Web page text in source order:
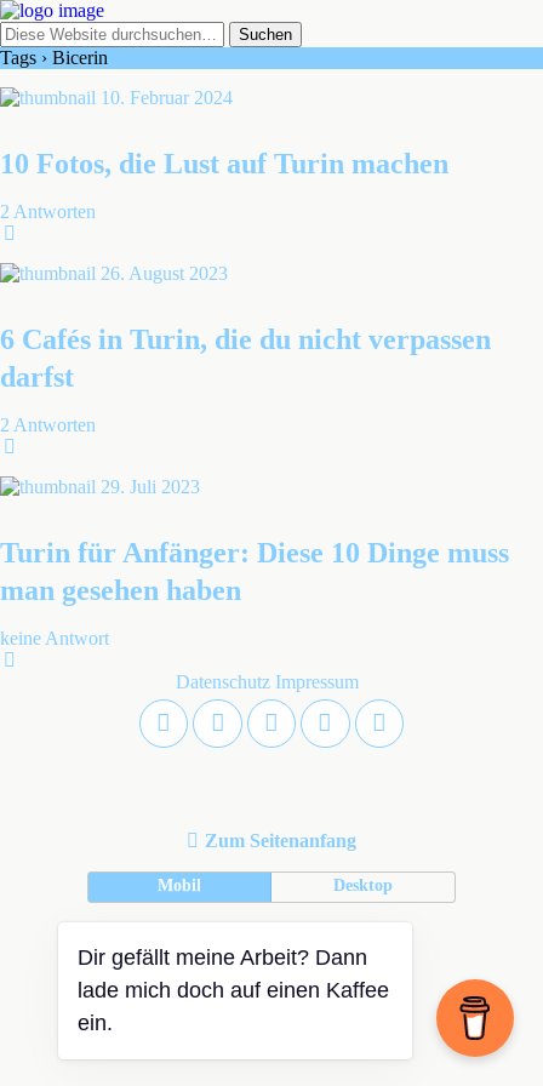
Tags › Bicerin
10. Februar 2024
10 Fotos, die Lust auf Turin machen
2 Antworten
26. August 2023
6 Cafés in Turin, die du nicht verpassen
darfst
2 Antworten
29. Juli 2023
Turin für Anfänger: Diese 10 Dinge muss
man gesehen haben
keine Antwort
Datenschutz Impressum
Zum Seitenanfang
Mobil Desktop
Dir gefällt meine Arbeit? Dann
lade mich doch auf einen Kaffee
ein.